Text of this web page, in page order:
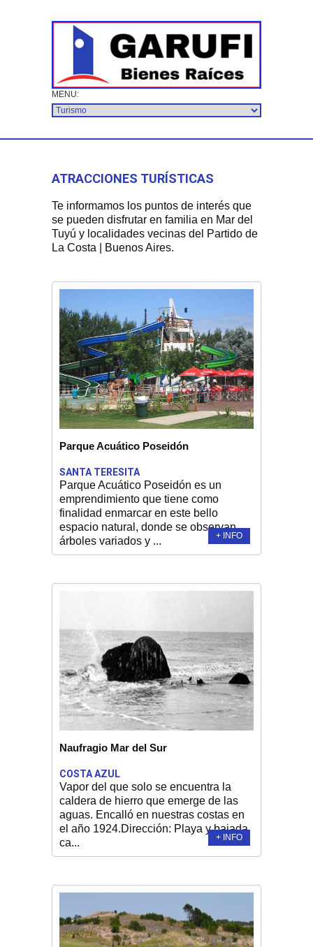
ATRACCIONES TURÍSTICAS
Te informamos los puntos de interés que
se pueden disfrutar en familia en Mar del
Tuyú y localidades vecinas del Partido de
La Costa | Buenos Aires.
Parque Acuático Poseidón
SANTA TERESITA
Parque Acuático Poseidón es un
emprendimiento que tiene como
finalidad enmarcar en este bello
espacio natural, donde se observan
árboles variados y ...
+ INFO
Naufragio Mar del Sur
COSTA AZUL
Vapor del que solo se encuentra la
caldera de hierro que emerge de las
aguas. Encalló en nuestras costas en
el año 1924.Dirección: Playa y bajada
ca...
+ INFO